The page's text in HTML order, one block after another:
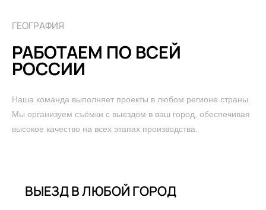
ГЕОГРАФИЯ
РАБОТАЕМ ПО ВСЕЙ
РОССИИ
Наша команда выполняет проекты в любом регионе страны.
Мы организуем съёмки с выездом в ваш город, обеспечивая
высокое качество на всех этапах производства.
ВЫЕЗД В ЛЮБОЙ ГОРОД